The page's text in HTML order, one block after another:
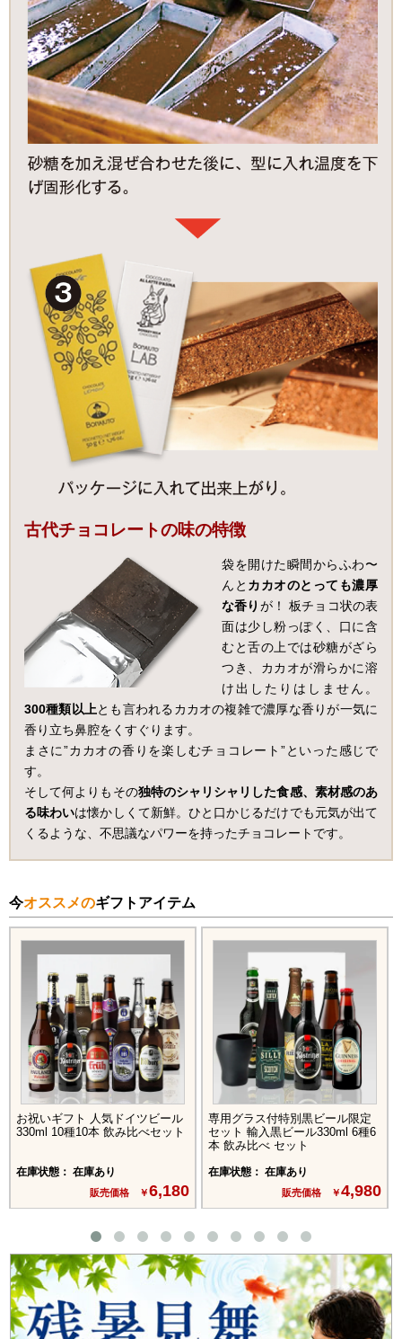
古代チョコレートの味の特徴
袋を開けた瞬間からふわ〜
んと カカオのとっても濃厚
な香り が！ 板チョコ状の表
面は少し粉っぽく、口に含
むと舌の上では砂糖がざら
つき、カカオが滑らかに溶
け出したりはしません。
300種類以上とも言われるカカオの複雑で濃厚な香りが一気に
香り立ち鼻腔をくすぐります。
まさに”カカオの香りを楽しむチョコレート”といった感じで
す。
そして何よりもその独特のシャリシャリした食感、素材感のあ
る味わいは懐かしくて新鮮。ひと口かじるだけでも元気が出て
くるような、不思議なパワーを持ったチョコレートです。
今オススメのギフトアイテム
お祝いギフト 人気ドイツビール
330ml 10種10本 飲み比べセット
在庫状態： 在庫あり
販売価格 ￥6,180
専用グラス付特別黒ビール限定
セット 輸入黒ビール330ml 6種6
本 飲み比べ セット
在庫状態： 在庫あり
販売価格 ￥4,980